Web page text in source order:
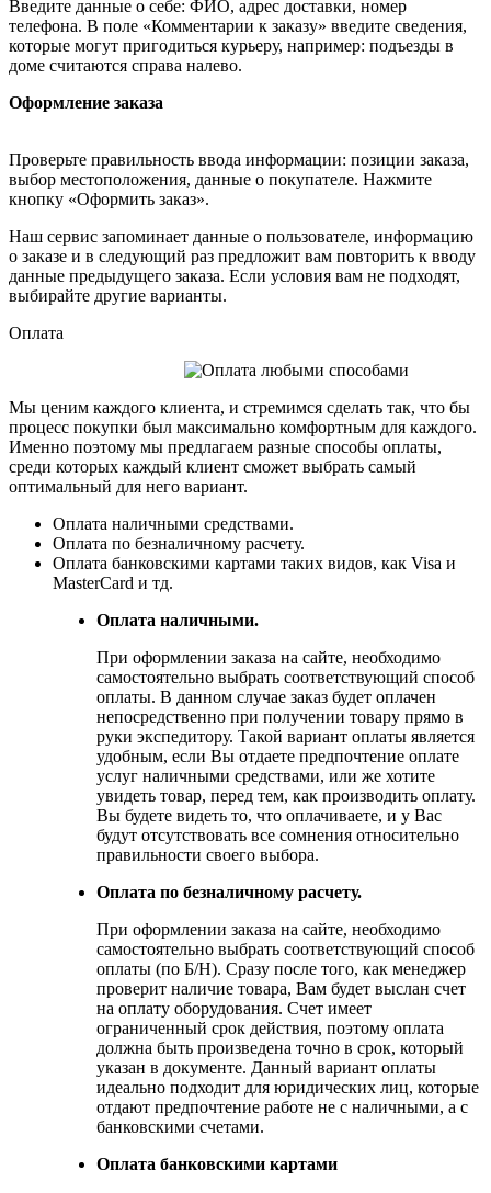
Введите данные о себе: ФИО, адрес доставки, номер
телефона. В поле «Комментарии к заказу» введите сведения,
которые могут пригодиться курьеру, например: подъезды в
доме считаются справа налево.
Оформление заказа
Проверьте правильность ввода информации: позиции заказа,
выбор местоположения, данные о покупателе. Нажмите
кнопку «Оформить заказ».
Наш сервис запоминает данные о пользователе, информацию
о заказе и в следующий раз предложит вам повторить к вводу
данные предыдущего заказа. Если условия вам не подходят,
выбирайте другие варианты.
Оплата
Мы ценим каждого клиента, и стремимся сделать так, что бы
процесс покупки был максимально комфортным для каждого.
Именно поэтому мы предлагаем разные способы оплаты,
среди которых каждый клиент сможет выбрать самый
оптимальный для него вариант.
Оплата наличными средствами.
Оплата по безналичному расчету.
Оплата банковскими картами таких видов, как Visa и
MasterCard и тд.
Оплата наличными.
При оформлении заказа на сайте, необходимо
самостоятельно выбрать соответствующий способ
оплаты. В данном случае заказ будет оплачен
непосредственно при получении товару прямо в
руки экспедитору. Такой вариант оплаты является
удобным, если Вы отдаете предпочтение оплате
услуг наличными средствами, или же хотите
увидеть товар, перед тем, как производить оплату.
Вы будете видеть то, что оплачиваете, и у Вас
будут отсутствовать все сомнения относительно
правильности своего выбора.
Оплата по безналичному расчету.
При оформлении заказа на сайте, необходимо
самостоятельно выбрать соответствующий способ
оплаты (по Б/Н). Сразу после того, как менеджер
проверит наличие товара, Вам будет выслан счет
на оплату оборудования. Счет имеет
ограниченный срок действия, поэтому оплата
должна быть произведена точно в срок, который
указан в документе. Данный вариант оплаты
идеально подходит для юридических лиц, которые
отдают предпочтение работе не с наличными, а с
банковскими счетами.
Оплата банковскими картами